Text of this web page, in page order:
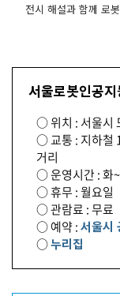
전시 해설과 함께 로
서울로봇인공
○ 위치 : 서울시
○ 교통 : 지하철
거리
○ 운영시간 : 화
○ 휴무 : 월요일
○ 관람료 : 무료
○ 예약 :서울시
○누리집